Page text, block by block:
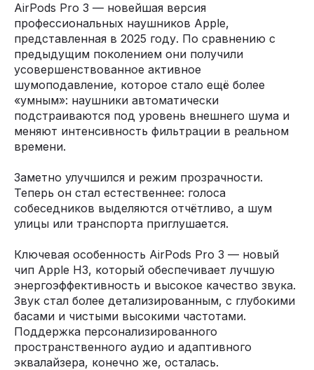
AirPods Pro 3 — новейшая версия
профессиональных наушников Apple,
представленная в 2025 году. По сравнению с
предыдущим поколением они получили
усовершенствованное активное
шумоподавление, которое стало ещё более
«умным»: наушники автоматически
подстраиваются под уровень внешнего шума и
меняют интенсивность фильтрации в реальном
времени.
Заметно улучшился и режим прозрачности.
Теперь он стал естественнее: голоса
собеседников выделяются отчётливо, а шум
улицы или транспорта приглушается.
Ключевая особенность AirPods Pro 3 — новый
чип Apple H3, который обеспечивает лучшую
энергоэффективность и высокое качество звука.
Звук стал более детализированным, с глубокими
басами и чистыми высокими частотами.
Поддержка персонализированного
пространственного аудио и адаптивного
эквалайзера, конечно же, осталась.